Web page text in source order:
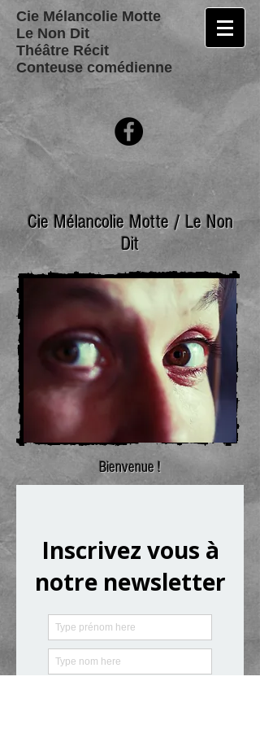
Cie Mélancolie Motte
Le Non Dit
Théâtre Récit
Conteuse comédienne
Cie Mélancolie Motte / Le Non
Dit
Bienvenue !